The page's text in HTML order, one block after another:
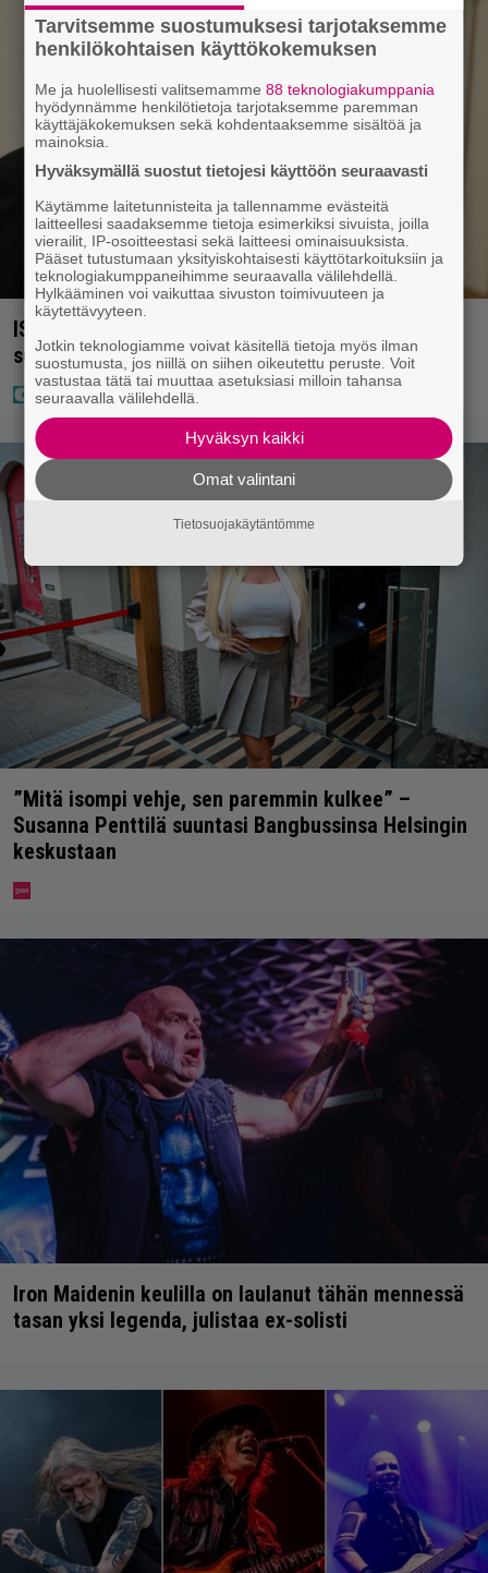
IS: Hjalliksen ja Jasminen häissä suomalainen
supertähti
”Mitä isompi vehje, sen paremmin kulkee” –
Susanna Penttilä suuntasi Bangbussinsa Helsingin
keskustaan
Iron Maidenin keulilla on laulanut tähän mennessä
tasan yksi legenda, julistaa ex-solisti
Tarvitsemme suostumuksesi tarjotaksemme
henkilökohtaisen käyttökokemuksen
Me ja huolellisesti valitsemamme88 teknologiakumppania
hyödynnämme henkilötietoja tarjotaksemme paremman
käyttäjäkokemuksen sekä kohdentaaksemme sisältöä ja
mainoksia.
Hyväksymällä suostut tietojesi käyttöön seuraavasti
Käytämme laitetunnisteita ja tallennamme evästeitä
laitteellesi saadaksemme tietoja esimerkiksi sivuista, joilla
vierailit, IP-osoitteestasi sekä laitteesi ominaisuuksista.
Pääset tutustumaan yksityiskohtaisesti käyttötarkoituksiin ja
teknologiakumppaneihimme seuraavalla välilehdellä.
Hylkääminen voi vaikuttaa sivuston toimivuuteen ja
käytettävyyteen.
Jotkin teknologiamme voivat käsitellä tietoja myös ilman
suostumusta, jos niillä on siihen oikeutettu peruste. Voit
vastustaa tätä tai muuttaa asetuksiasi milloin tahansa
seuraavalla välilehdellä.
Hyväksyn kaikki
Omat valintani
Tietosuojakäytäntömme